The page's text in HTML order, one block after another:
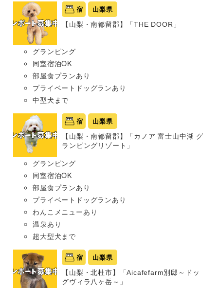
宿 山梨県
【山梨・南都留郡】「THE DOOR」
グランピング
同室宿泊OK
部屋食プランあり
プライベートドッグランあり
中型犬まで
宿 山梨県
【山梨・南都留郡】「カノア 富士山中湖 グ
ランピングリゾート」
グランピング
同室宿泊OK
部屋食プランあり
プライベートドッグランあり
わんこメニューあり
温泉あり
超大型犬まで
宿 山梨県
【山梨・北杜市】「Aicafefarm別邸～ドッ
グヴィラ八ヶ岳～」